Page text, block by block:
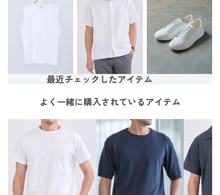
最近チェックしたアイテム
よく一緒に購入されているアイテム